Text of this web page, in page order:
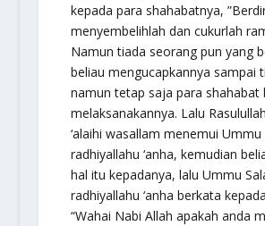
kepada para shahabatnya,
menyembelihlah dan cukurlah
Namun tiada seorang pun yang
beliau mengucapkannya sampai
namun tetap saja para shahabat
melaksanakannya. Lalu Rasulullah
‘alaihi wasallam menemui Ummu
radhiyallahu ‘anha, kemudian
hal itu kepadanya, lalu Ummu
radhiyallahu ‘anha berkata
“Wahai Nabi Allah apakah anda